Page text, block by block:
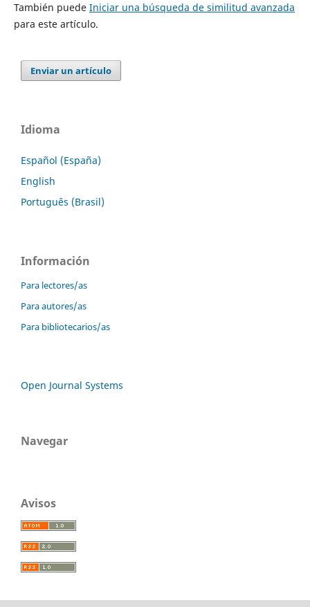
También puede Iniciar una búsqueda de similitud avanzada
para este artículo.
Enviar un artículo
Idioma
Español (España)
English
Português (Brasil)
Información
Para lectores/as
Para autores/as
Para bibliotecarios/as
Open Journal Systems
Navegar
Avisos